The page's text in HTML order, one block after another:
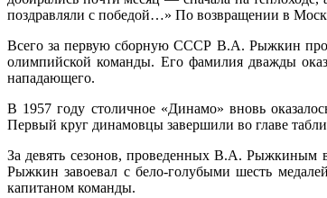
поздравляли с победой…» По возвращении в
Всего за первую сборную СССР В.А. Рыжкин
олимпийской команды. Его фамилия дважды
нападающего.
В 1957 году столичное «Динамо» вновь
Первый круг динамовцы завершили во главе
За девять сезонов, проведенных В.А. Рыжкиным
Рыжкин завоевал с бело-голубыми шесть
капитаном команды.